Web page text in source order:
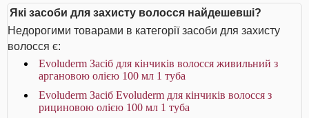
Які засоби для захисту волосся найдешевші?
Недорогими товарами в категорії засоби для захисту
волосся є:
Evoluderm Засіб для кінчиків волосся живильний з
аргановою олією 100 мл 1 туба
Evoluderm Засіб Evoluderm для кінчиків волосся з
рициновою олією 100 мл 1 туба